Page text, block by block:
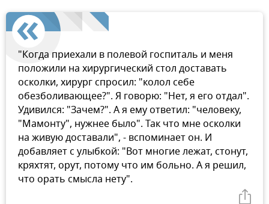
"Когда приехали в полевой госпиталь и меня
положили на хирургический стол доставать
осколки, хирург спросил: "колол себе
обезболивающее?". Я говорю: "Нет, я его отдал".
Удивился: "Зачем?". А я ему ответил: "человеку,
"Мамонту", нужнее было". Так что мне осколки
на живую доставали", - вспоминает он. И
добавляет с улыбкой: "Вот многие лежат, стонут,
кряхтят, орут, потому что им больно. А я решил,
что орать смысла нету".